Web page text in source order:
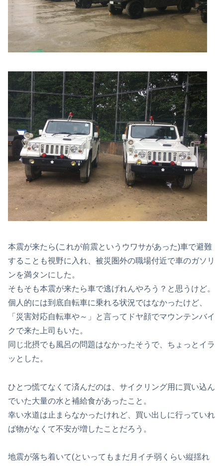
本震が来たら(これが前震というウワサがあった)車で避難
することも視野に入れ、被災圏外の職場付近で車のガソリ
ンを満タンにした。
そもそも本震が来たら車で逃げれんやろう？と思うけど。
個人的には到底自転車に乗れる状況ではなかったけど、
「災害対応自転車や～」と言ってドヤ顔でマウンテンバイ
クで来た上司もいた。
同じ北摂でも風呂の問題はなかったそうで、ちょっとイラ
ッとした。
ひとつ慌てなくて済んだのは、サイクリング用に買い込ん
でいた大量の水と補給食があったこと。
幸い水道は止まらなかったけれど、買い出しに行っていれ
ば物がなくて不安が増したことだろう。
地震が落ち着いて(といってもまだ月イチ弱くらい縦揺れ